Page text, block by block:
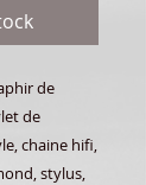
de
de
chaine hifi,
stylus,